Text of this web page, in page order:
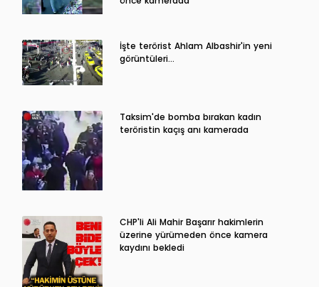
İşte terörist Ahlam Albashir'in yeni
görüntüleri…
Taksim'de bomba bırakan kadın
teröristin kaçış anı kamerada
CHP'li Ali Mahir Başarır hakimlerin
üzerine yürümeden önce kamera
kaydını bekledi